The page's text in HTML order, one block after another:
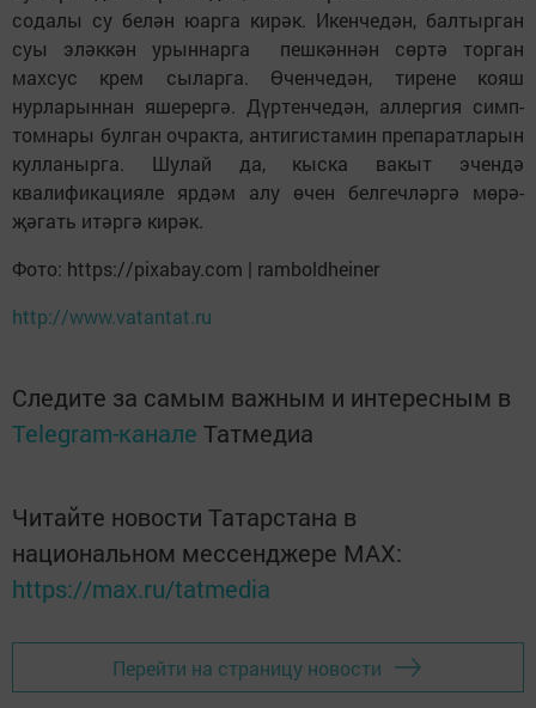
содалы су белән юарга кирәк. Икен­чедән, бал­тырган
суы эләккән урын­нарга пешкән­нән сөр­тә торган
махсус крем сыларга. Өчен­чедән, тирене кояш
нурларыннан яше­рергә. Дүртен­чедән, аллергия симп­
том­нары булган очракта, антигистамин препаратларын
кулланырга. Шулай да, кыска вакыт эчен­дә
квалификацияле ярдәм алу өчен бел­гечләргә мөрә­
җәгать итәр­­гә кирәк.
Фото: https://pixabay.com | ramboldheiner
http://www.vatantat.ru
Следите за самым важным и интересным в
Telegram-канале Татмедиа
Читайте новости Татарстана в
национальном мессенджере MАХ:
https://max.ru/tatmedia
Перейти на страницу новости